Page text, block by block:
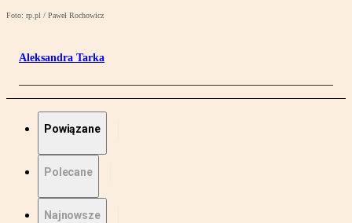
Foto: rp.pl / Paweł Rochowicz
Aleksandra Tarka
Powiązane
Polecane
Najnowsze